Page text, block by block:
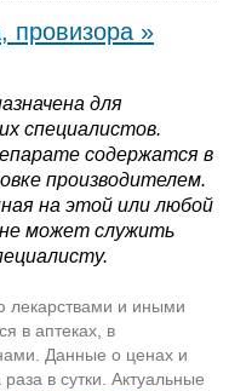
провизора »
для
специалистов.
содержатся в
производителем.
на этой или любой
может служить
лекарствами и иными
в аптеках, в
Данные о ценах и
в сутки. Актуальные